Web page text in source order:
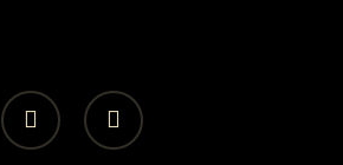
facebook instagram